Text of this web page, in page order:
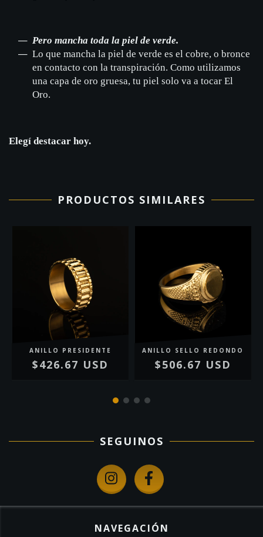
Pero mancha toda la piel de verde.
Lo que mancha la piel de verde es el cobre, o bronce
en contacto con la transpiración. Como utilizamos
una capa de oro gruesa, tu piel solo va a tocar El
Oro.
Elegí destacar hoy.
PRODUCTOS SIMILARES
ANILLO PRESIDENTE
$426.67 USD
ANILLO SELLO REDONDO
$506.67 USD
SEGUINOS
NAVEGACIÓN